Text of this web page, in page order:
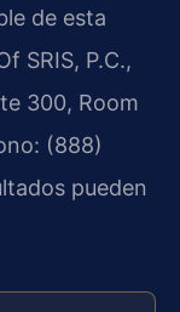
de esta
SRIS, P.C.,
300, Room
(888)
pueden